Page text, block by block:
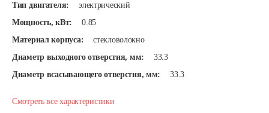
Тип двигателя:
электрический
Мощность, кВт:
0.85
Материал корпуса:
стекловолокно
Диаметр выходного отверстия, мм:
33.3
Диаметр всасывающего отверстия, мм:
33.3
Смотреть все характеристики